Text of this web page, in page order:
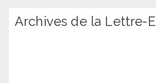
Archives de la Lettre-E